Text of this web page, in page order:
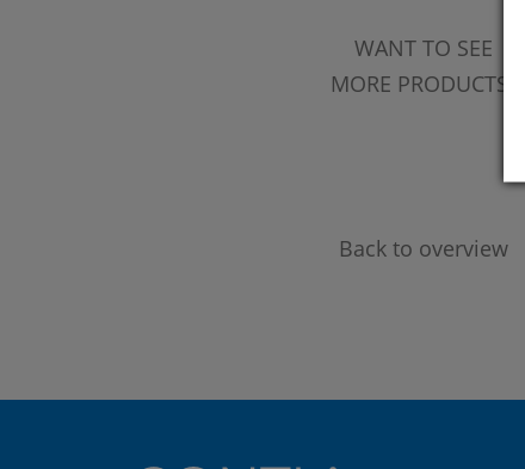
WANT TO SEE
MORE PRODUCTS?
Back to overview